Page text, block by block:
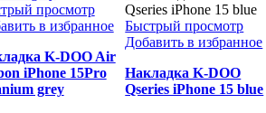
просмотр
в избранное
K-DOO Air
iPhone 15Pro
grey
Быстрый просмотр
Добавить в избранное
Накладка K-DOO
Qseries iPhone 15 blue